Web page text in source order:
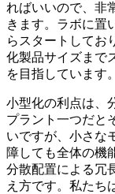
ればいいので、非
きます。ラボに置
らスタートしてお
化製品サイズまで
を目指しています。
小型化の利点は、
プラント一つだと
いですが、小さな
障しても全体の機
分散配置による冗
え方です。私たち